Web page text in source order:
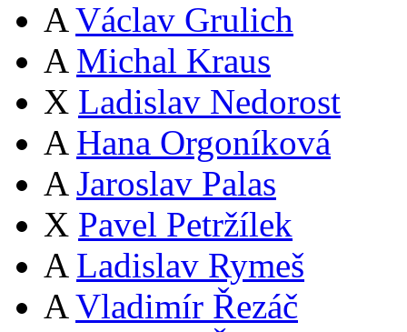
A Václav Grulich
A Michal Kraus
X Ladislav Nedorost
A Hana Orgoníková
A Jaroslav Palas
X Pavel Petržílek
A Ladislav Rymeš
A Vladimír Řezáč